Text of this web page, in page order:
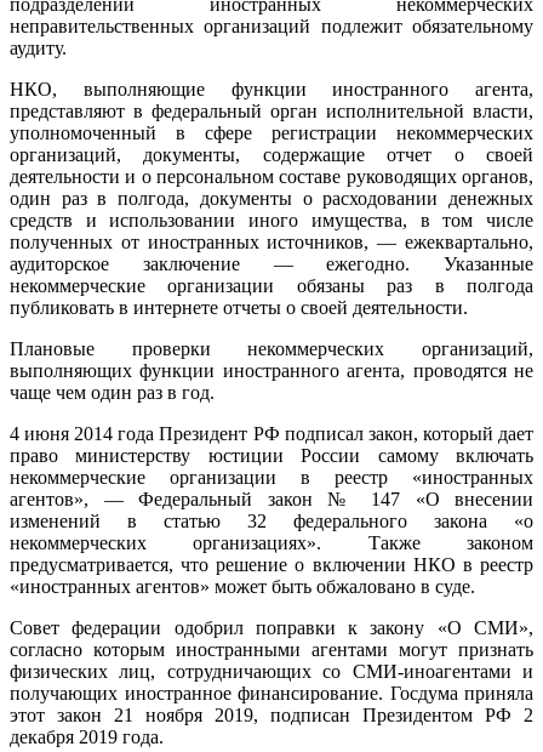
неправительственных организаций подлежит обязательному
аудиту.
НКО, выполняющие функции иностранного агента,
представляют в федеральный орган исполнительной власти,
уполномоченный в сфере регистрации некоммерческих
организаций, документы, содержащие отчет о своей
деятельности и о персональном составе руководящих органов,
один раз в полгода, документы о расходовании денежных
средств и использовании иного имущества, в том числе
полученных от иностранных источников, — ежеквартально,
аудиторское заключение — ежегодно. Указанные
некоммерческие организации обязаны раз в полгода
публиковать в интернете отчеты о своей деятельности.
Плановые проверки некоммерческих организаций,
выполняющих функции иностранного агента, проводятся не
чаще чем один раз в год.
4 июня 2014 года Президент РФ подписал закон, который дает
право министерству юстиции России самому включать
некоммерческие организации в реестр «иностранных
агентов», — Федеральный закон № 147 «О внесении
изменений в статью 32 федерального закона «о
некоммерческих организациях». Также законом
предусматривается, что решение о включении НКО в реестр
«иностранных агентов» может быть обжаловано в суде.
Совет федерации одобрил поправки к закону «О СМИ»,
согласно которым иностранными агентами могут признать
физических лиц, сотрудничающих со СМИ-иноагентами и
получающих иностранное финансирование. Госдума приняла
этот закон 21 ноября 2019, подписан Президентом РФ 2
декабря 2019 года.